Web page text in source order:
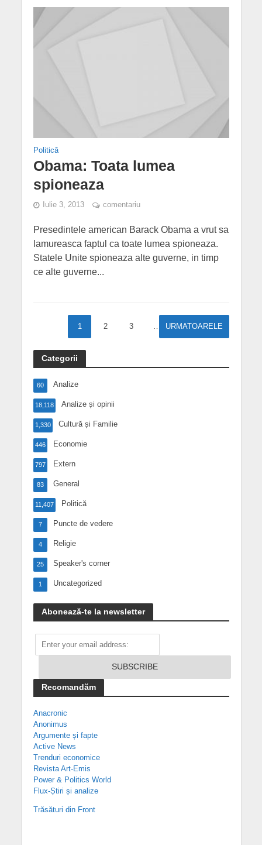
Politică
Obama: Toata lumea
spioneaza
Iulie 3, 2013 comentariu
Presedintele american Barack Obama a vrut sa
lamureasca faptul ca toate lumea spioneaza.
Statele Unite spioneaza alte guverne, in timp
ce alte guverne...
1 2 3 11
URMATOARELE
Categorii
Analize
60
Analize și opinii
18,118
Cultură și Familie
1,330
Economie
446
Extern
797
General
83
Politică
11,407
Puncte de vedere
7
Religie
4
Speaker's corner
25
Uncategorized
1
Abonează-te la newsletter
Recomandăm
Anacronic
Anonimus
Argumente și fapte
Active News
Trenduri economice
Revista Art-Emis
Power & Politics World
Flux-Știri și analize
Trăsături din Front